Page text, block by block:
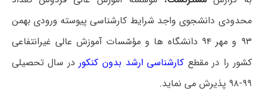
محدودی دانشجوی واجد شرایط کارشناسی پیوسته ورودی بهمن
۹۳ و مهر ۹۴ دانشگاه­ ها و مؤسّسات آموزش عالی غیرانتفاعی
کشور را در مقطع کارشناسی ارشد بدون کنکوردر سال تحصیلی
۹۹-۹۸ پذیرش می ­نماید.